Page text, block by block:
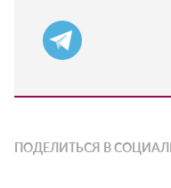
ПОДЕЛИТЬСЯ В